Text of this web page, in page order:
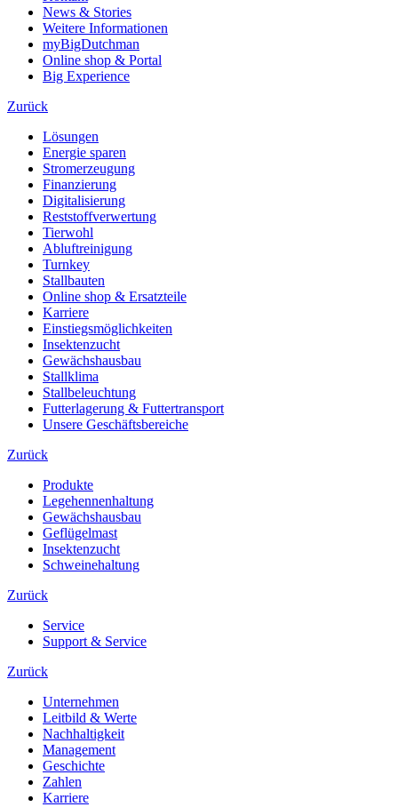
News & Stories
Weitere Informationen
myBigDutchman
Online shop & Portal
Big Experience
Zurück
Lösungen
Energie sparen
Stromerzeugung
Finanzierung
Digitalisierung
Reststoffverwertung
Tierwohl
Abluftreinigung
Turnkey
Stallbauten
Online shop & Ersatzteile
Karriere
Einstiegsmöglichkeiten
Insektenzucht
Gewächshausbau
Stallklima
Stallbeleuchtung
Futterlagerung & Futtertransport
Unsere Geschäftsbereiche
Zurück
Produkte
Legehennenhaltung
Gewächshausbau
Geflügelmast
Insektenzucht
Schweinehaltung
Zurück
Service
Support & Service
Zurück
Unternehmen
Leitbild & Werte
Nachhaltigkeit
Management
Geschichte
Zahlen
Karriere